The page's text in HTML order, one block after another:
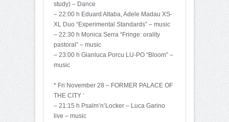
study) – Dance
– 22:00 h Eduard Altaba, Adele Madau XS-
XL Duo “Experimental Standards” – music
– 22:30 h Monica Serra “Fringe: orality
pastoral” – music
– 23:00 h Gianluca Porcu LU-PO “Bloom” –
music
* Fri November 28 – FORMER PALACE OF
THE CITY ‘
– 21:15 h Psalm’n’Locker – Luca Garino
live – music